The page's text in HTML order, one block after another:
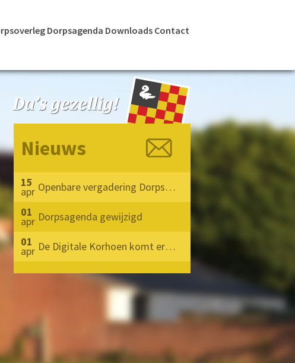
Dorpsagenda Downloads Contact
Nieuws
15
apr Openbare vergadering Dorpsoverleg Milheeze 2026
01
apr Dorpsagenda gewijzigd
01
apr De Digitale Korhoen komt eraan !!